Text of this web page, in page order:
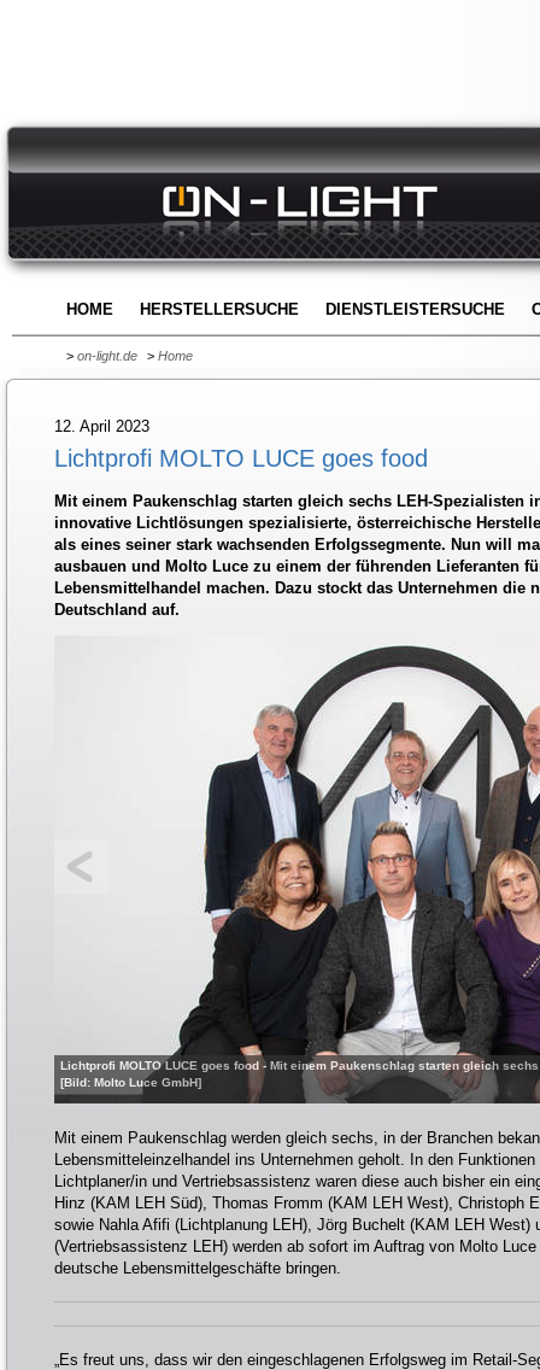
HOME HERSTELLERSUCHE DIENSTLEISTERSUCHE
> on-light.de > Home
12. April 2023
Lichtprofi MOLTO LUCE goes food
Mit einem Paukenschlag starten gleich sechs LEH-Spezialisten
innovative Lichtlösungen spezialisierte, österreichische
als eines seiner stark wachsenden Erfolgssegmente. Nun will
ausbauen und Molto Luce zu einem der führenden Lieferanten
Lebensmittelhandel machen. Dazu stockt das Unternehmen die
Deutschland auf.
Lichtprofi MOLTO LUCE goes food - Mit einem Paukenschlag starten gleich
[Bild: Molto Luce GmbH]
Mit einem Paukenschlag werden gleich sechs, in der Branchen
Lebensmitteleinzelhandel ins Unternehmen geholt. In den
Lichtplaner/in und Vertriebsassistenz waren diese auch bisher ein
Hinz (KAM LEH Süd), Thomas Fromm (KAM LEH West), Christoph
sowie Nahla Afifi (Lichtplanung LEH), Jörg Buchelt (KAM LEH West)
(Vertriebsassistenz LEH) werden ab sofort im Auftrag von Molto
deutsche Lebensmittelgeschäfte bringen.
„Es freut uns, dass wir den eingeschlagenen Erfolgsweg im Retail-